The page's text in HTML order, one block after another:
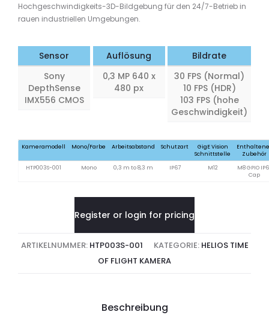
Hochgeschwindigkeits-3D-Bildgebung für den 24/7-Betrieb in
rauen industriellen Umgebungen.
Sensor
Sony
DepthSense
IMX556 CMOS
Auflösung
0,3 MP 640 x
480 px
Bildrate
30 FPS (Normal)
10 FPS (HDR)
103 FPS (hohe
Geschwindigkeit)
Kameramodell Mono/Farbe Arbeitsabstand Schutzart
GigE Vision
Schnittstelle
Zubehör
HTP003S-001
Mono 0,3 m to 8,3 m IP67 M12
M8 GPIO
Cap
Register or login for pricing
ARTIKELNUMMER: HTP003S-001 KATEGORIE: HELIOS TIME
OF FLIGHT KAMERA
Beschreibung